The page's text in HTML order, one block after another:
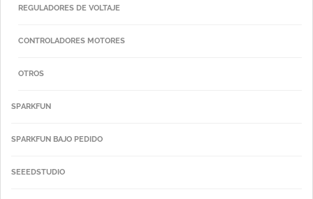
REGULADORES DE VOLTAJE
CONTROLADORES MOTORES
OTROS
SPARKFUN
SPARKFUN BAJO PEDIDO
SEEEDSTUDIO